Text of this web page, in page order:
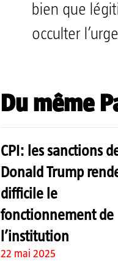
bien que
occulter
Du même
CPI: les sanctions
Donald Trump
difficile le
fonctionnement de
l’institution
22 mai 2025